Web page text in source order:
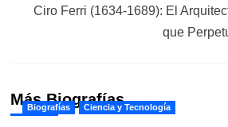
Ciro Ferri (1634-1689): El
que
Más Biografías
Biografías Ciencia y Tecnología